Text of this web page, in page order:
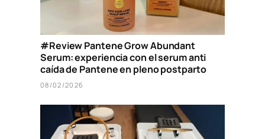
#Review Pantene Grow Abundant
Serum: experiencia con el serum anti
caída de Pantene en pleno postparto
08/02/2026